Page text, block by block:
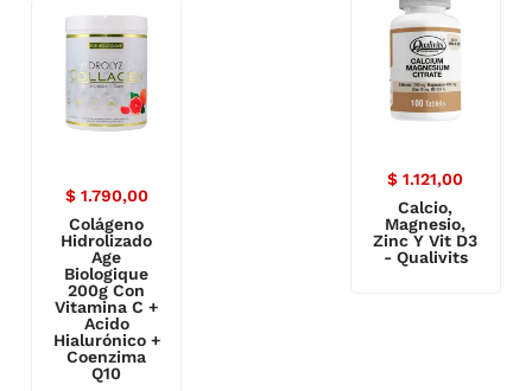
$ 1.121,00
Calcio,
Magnesio,
Zinc Y Vit D3
- Qualivits
$1.790,00
Colágeno
Hidrolizado
Age
Biologique
200g Con
Vitamina C +
Acido
Hialurónico +
Coenzima
Q10